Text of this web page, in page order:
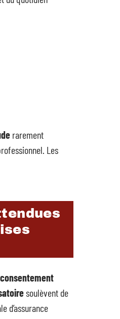
rarement
Les
consentement
soulèvent de
d’assurance